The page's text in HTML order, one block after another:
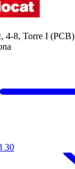
4-8, Torre I (PCB)
30